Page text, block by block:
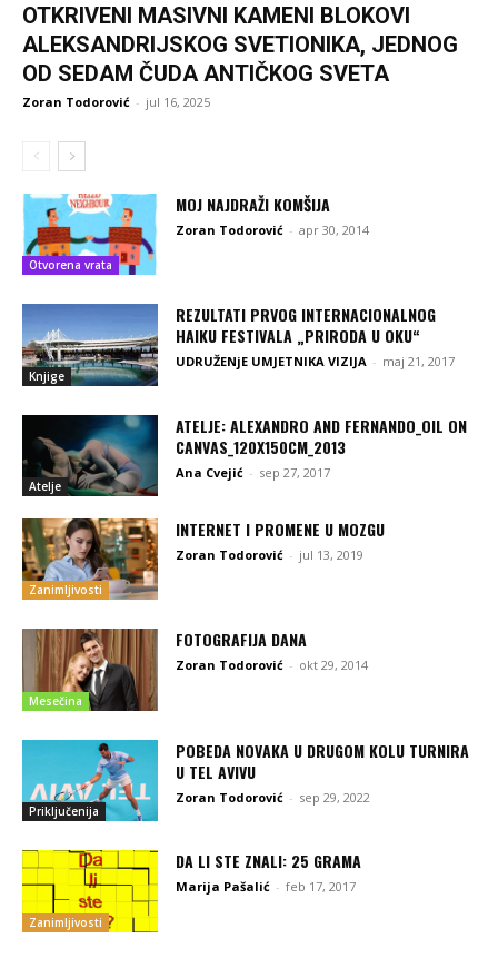
OTKRIVENI MASIVNI KAMENI BLOKOVI
ALEKSANDRIJSKOG SVETIONIKA, JEDNOG
OD SEDAM ČUDA ANTIČKOG SVETA
Zoran Todorović - jul 16, 2025
Otvorena vrata
MOJ NAJDRAŽI KOMŠIJA
Zoran Todorović - apr 30, 2014
Knjige
REZULTATI PRVOG INTERNACIONALNOG
HAIKU FESTIVALA „PRIRODA U OKU“
UDRUŽENjE UMJETNIKA VIZIJA - maj 21, 2017
Atelje
ATELJE: ALEXANDRO AND FERNANDO_OIL ON
CANVAS_120X150CM_2013
Ana Cvejić - sep 27, 2017
Zanimljivosti
INTERNET I PROMENE U MOZGU
Zoran Todorović - jul 13, 2019
Mesečina
FOTOGRAFIJA DANA
Zoran Todorović - okt 29, 2014
Priključenija
POBEDA NOVAKA U DRUGOM KOLU TURNIRA
U TEL AVIVU
Zoran Todorović - sep 29, 2022
Zanimljivosti
DA LI STE ZNALI: 25 GRAMA
Marija Pašalić - feb 17, 2017